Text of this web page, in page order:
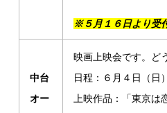
※５月１６日より受
中台
オー
映画上映会です。ど
日程：６月４日（日）
上映作品：「東京